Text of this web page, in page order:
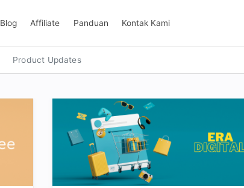
Blog Affiliate Panduan Kontak Kami
Product Updates